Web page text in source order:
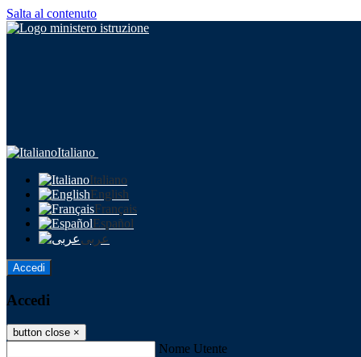
Salta al contenuto
Italiano
Italiano
English
Français
Español
عربى
Accedi
Accedi
button close ×
Nome Utente